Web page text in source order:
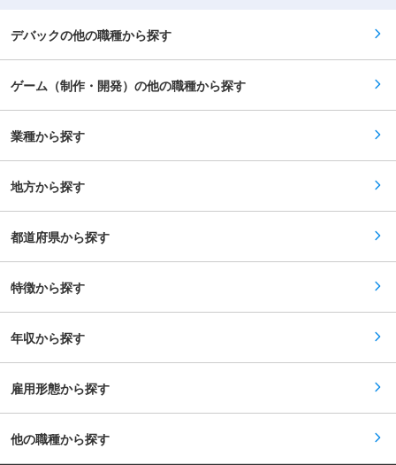
プロジェクト統括していただきます。 ◆マネジメ
ただく中で、顧客の経営課題を解決するために品
質保証という側面から、顧客折衝経験、マネジメ
ント経験などを活かして部署の課題解決や事業提
も可能です。 あなたのキャリアパスが未来のリー
携わっていただきます。 ■業務詳細： ◇顧客企
業や品質管理部署と合意したテスト方針を基に、
最適なテスト実行計画を提案 ◇テスト計画策定と
要に応じ計画を修正、顧客企業へ相談 ◇結果につ
び管理業務／テスト項目書の作成 ◇新人育成 ◇
トラブルシュート ※10名〜50名程度のチームメン
バーをリード。メンバーのマネジメントをしなが
ロジェクト推進していただきます。 ■研修につい
グします。その後先輩リーダーからOJTを受けな
がら業務理解を深めていただきます。十分な研修
期間を確保しておりますので、基礎からじっくり
マネージャー 現場のスペシャリストであるプロジ
る課題解決をサポート、より高いレベルの品質保
証サービスの提供に貢献しながら、プロジェクト
統括を進めていただくポジションです。 （2）拠
け、センター全体のプロジェクト管理及び人員管
デバックの他の職種から探す
ゲーム（制作・開発）の他の職種から探す
業種から探す
地方から探す
都道府県から探す
特徴から探す
年収から探す
雇用形態から探す
他の職種から探す